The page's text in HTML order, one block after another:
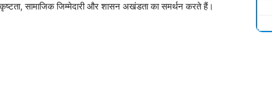
सामाजिक जिम्मेदारी और शासन अखंडता का समर्थन करते हैं।